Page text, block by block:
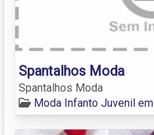
Spantalhos Moda
Spantalhos Moda
Moda Infanto Juvenil